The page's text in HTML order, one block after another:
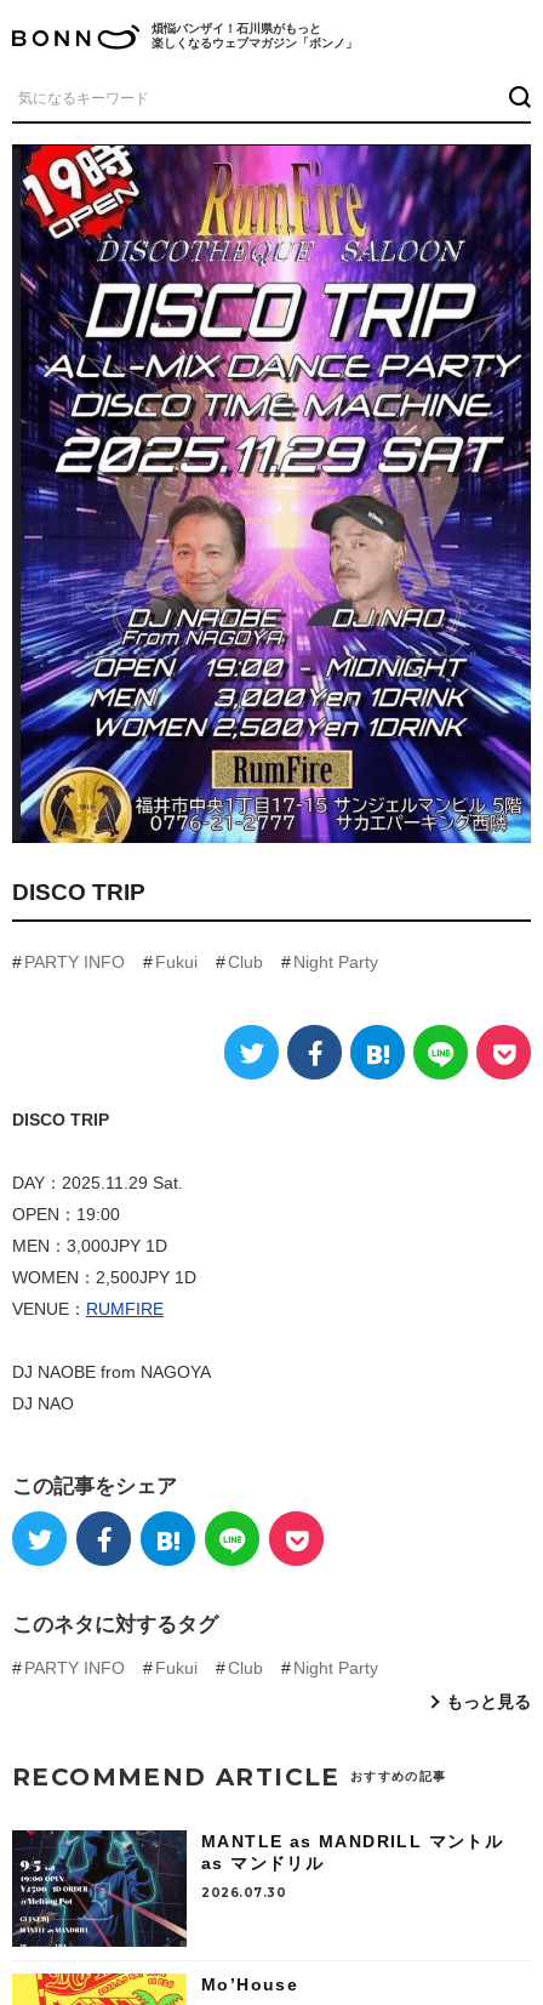
煩悩バンザイ！石川県がもっと
楽しくなるウェブマガジン「ボンノ」
DISCO TRIP
PARTY INFO Fukui Club Night Party
DISCO TRIP
DAY：2025.11.29 Sat.
OPEN：19:00
MEN：3,000JPY 1D
WOMEN：2,500JPY 1D
VENUE： RUMFIRE
DJ NAOBE from NAGOYA
DJ NAO
この記事をシェア
このネタに対するタグ
PARTY INFO Fukui Club
Night Party
もっと見る
RECOMMEND ARTICLE おすすめの記事
MANTLE as MANDRILL マントル
as マンドリル
2026.07.30
Mo’House